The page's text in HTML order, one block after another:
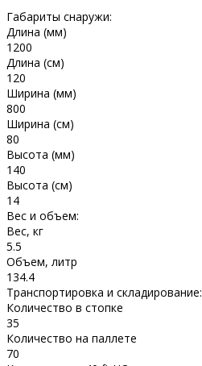
Габариты снаружи:
Длина (мм)
1200
Длина (см)
120
Ширина (мм)
800
Ширина (см)
80
Высота (мм)
140
Высота (см)
14
Вес и объем:
Вес, кг
5.5
Объем, литр
134.4
Транспортировка и складирование:
Количество в стопке
35
Количество на паллете
70